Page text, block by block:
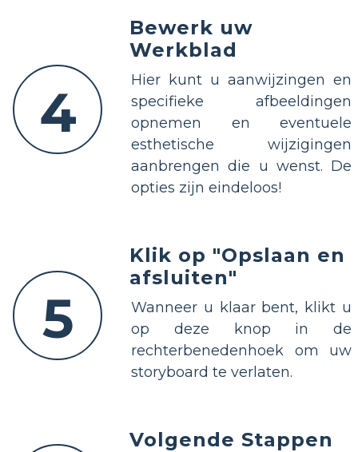
4
Bewerk uw
Werkblad
Hier kunt u aanwijzingen en
specifieke afbeeldingen
opnemen en eventuele
esthetische wijzigingen
aanbrengen die u wenst. De
opties zijn eindeloos!
5
Klik op "Opslaan en
afsluiten"
Wanneer u klaar bent, klikt u
op deze knop in de
rechterbenedenhoek om uw
storyboard te verlaten.
Volgende Stappen